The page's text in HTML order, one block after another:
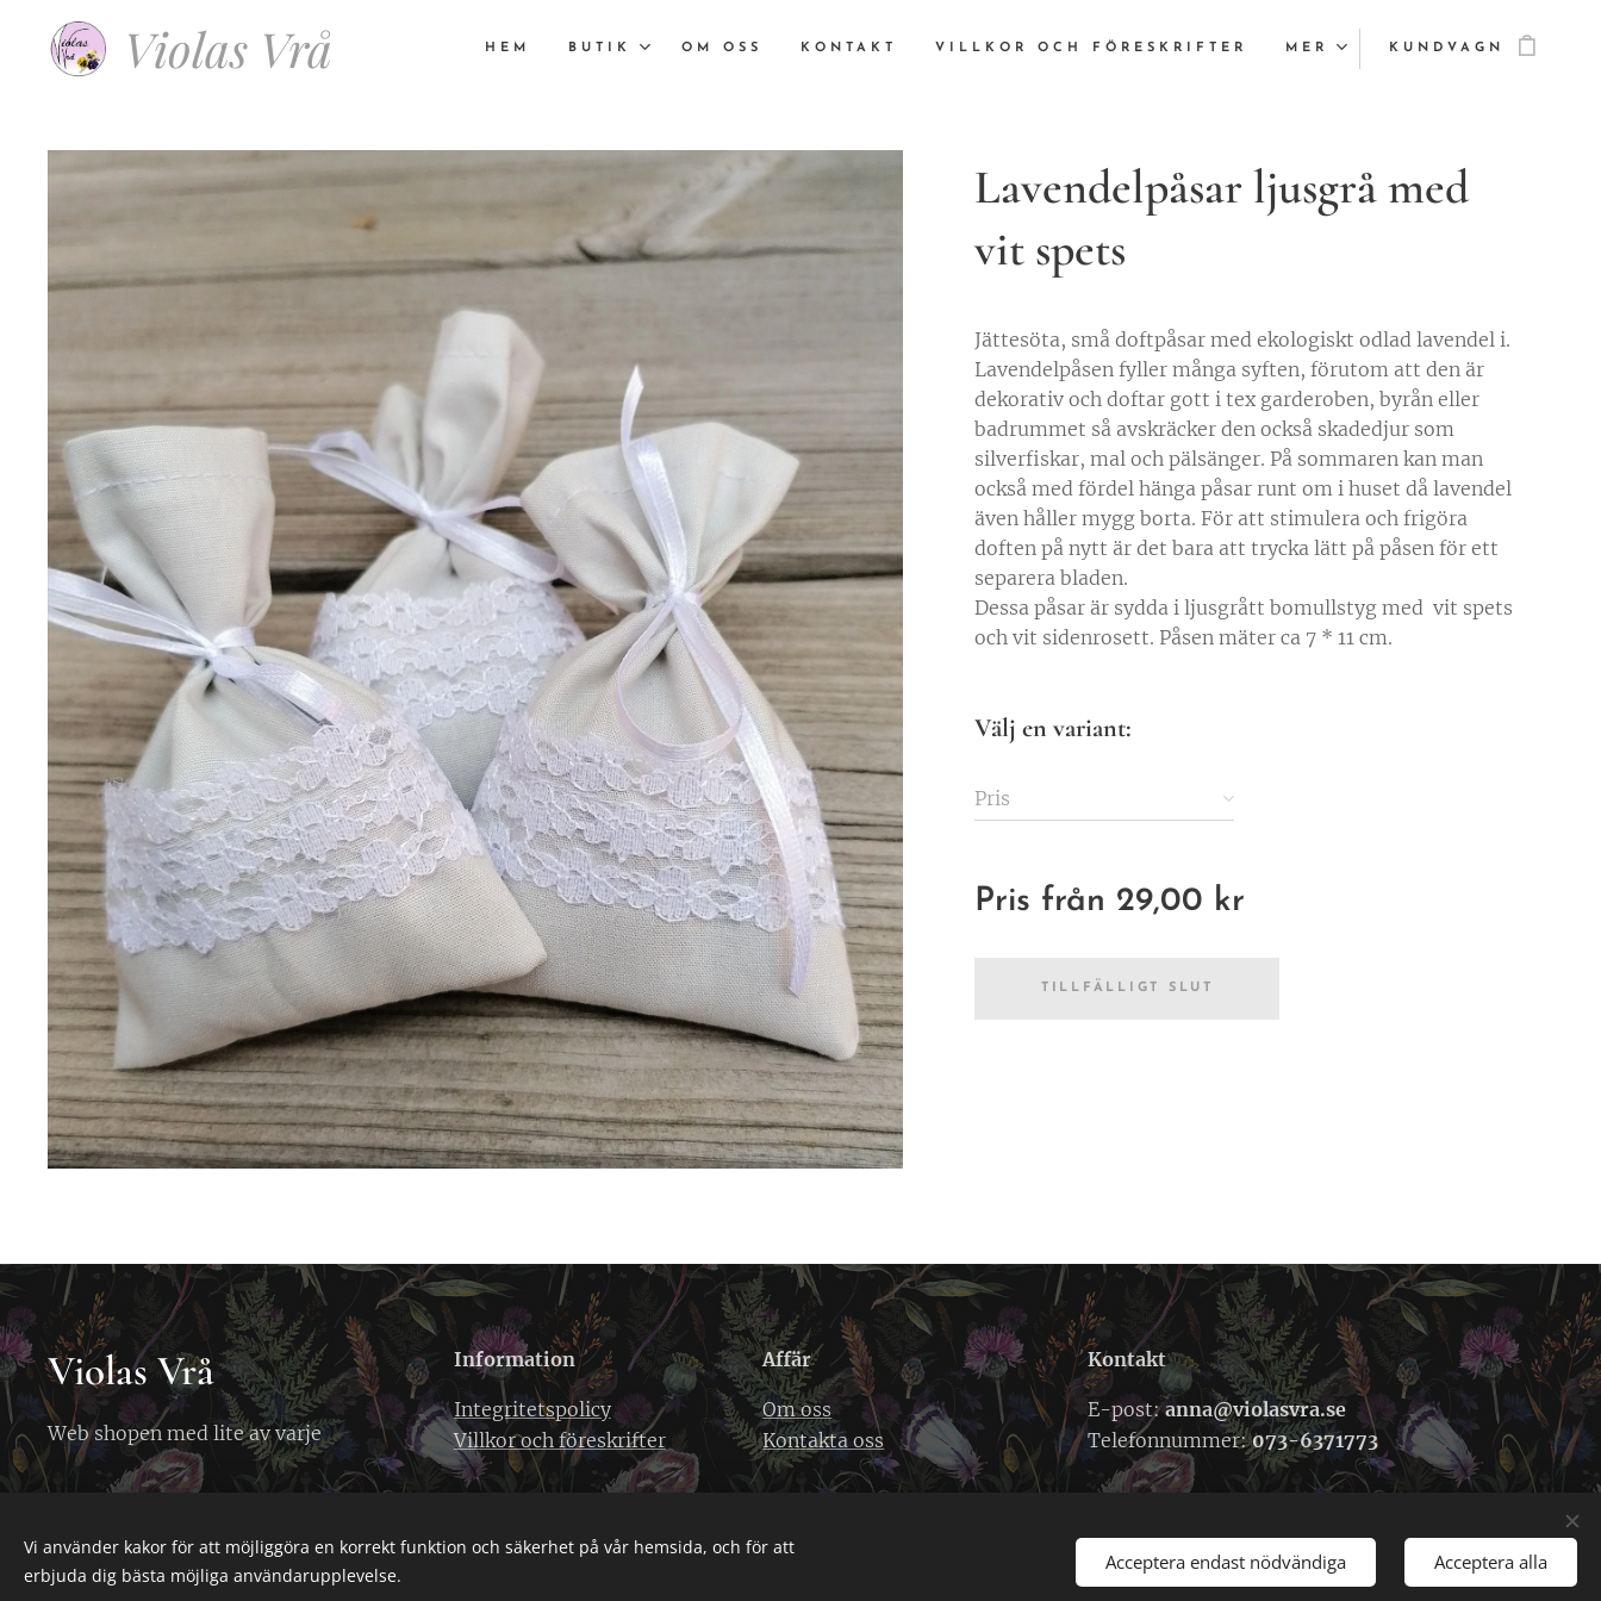
Violas Vrå HEM BUTIK OM OSS KONTAKT VILLKOR OCH FÖRESKRIFTER MER KUNDVAGN
Lavendelpåsar ljusgrå med
vit spets
Jättesöta, små doftpåsar med ekologiskt odlad lavendel i.
Lavendelpåsen fyller många syften, förutom att den är
dekorativ och doftar gott i tex garderoben, byrån eller
badrummet så avskräcker den också skadedjur som
silverfiskar, mal och pälsänger. På sommaren kan man
också med fördel hänga påsar runt om i huset då lavendel
även håller mygg borta. För att stimulera och frigöra
doften på nytt är det bara att trycka lätt på påsen för ett
separera bladen.
Dessa påsar är sydda i ljusgrått bomullstyg med vit spets
och vit sidenrosett. Påsen mäter ca 7 * 11 cm.
Välj en variant:
Pris
Pris från 29,00 kr
TILLFÄLLIGT SLUT
Violas Vrå
Web shopen med lite av varje
Information
Integritetspolicy
Villkor och föreskrifter
Affär
Om oss
Kontakta oss
Kontakt
E-post:anna@violasvra.se
Telefonnummer:073-6371773
Vi använder kakor för att möjliggöra en korrekt funktion och säkerhet på vår hemsida, och för att
erbjuda dig bästa möjliga användarupplevelse.
Acceptera endast nödvändiga Acceptera alla